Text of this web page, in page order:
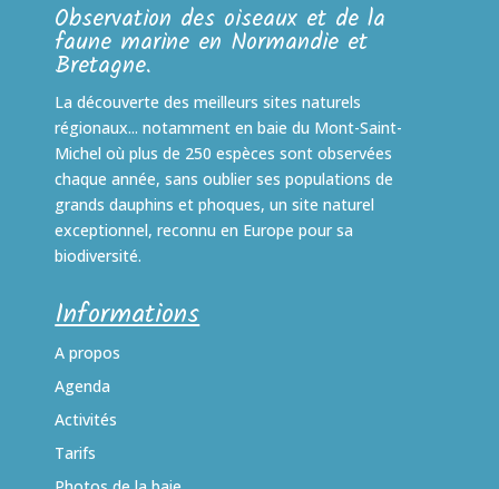
Observation des oiseaux et de la
faune marine en Normandie et
Bretagne.
La découverte des meilleurs sites naturels
régionaux... notamment en baie du Mont-Saint-
Michel où plus de 250 espèces sont observées
chaque année, sans oublier ses populations de
grands dauphins et phoques, un site naturel
exceptionnel, reconnu en Europe pour sa
biodiversité.
Informations
A propos
Agenda
Activités
Tarifs